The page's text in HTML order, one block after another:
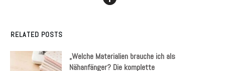
RELATED POSTS
„Welche Materialien brauche ich als
Nähanfänger? Die komplette